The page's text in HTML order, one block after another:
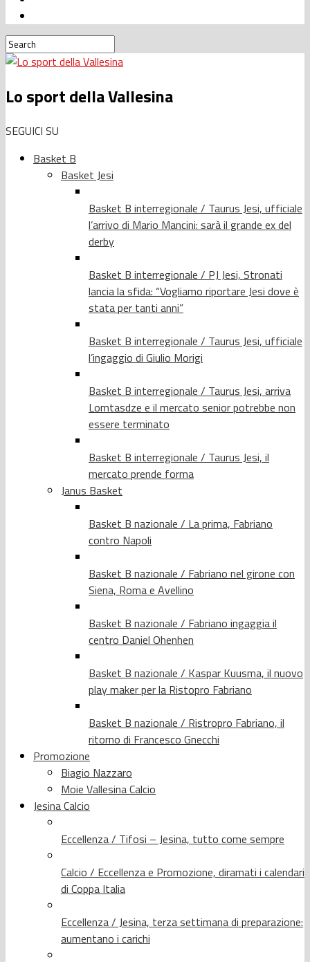
Lo sport della Vallesina
SEGUICI SU
Basket B
Basket Jesi
Basket B interregionale / Taurus Jesi, ufficiale
l’arrivo di Mario Mancini: sarà il grande ex del
derby
Basket B interregionale / PJ Jesi, Stronati
lancia la sfida: “Vogliamo riportare Jesi dove è
stata per tanti anni”
Basket B interregionale / Taurus Jesi, ufficiale
l’ingaggio di Giulio Morigi
Basket B interregionale / Taurus Jesi, arriva
Lomtasdze e il mercato senior potrebbe non
essere terminato
Basket B interregionale / Taurus Jesi, il
mercato prende forma
Janus Basket
Basket B nazionale / La prima, Fabriano
contro Napoli
Basket B nazionale / Fabriano nel girone con
Siena, Roma e Avellino
Basket B nazionale / Fabriano ingaggia il
centro Daniel Ohenhen
Basket B nazionale / Kaspar Kuusma, il nuovo
play maker per la Ristopro Fabriano
Basket B nazionale / Ristropro Fabriano, il
ritorno di Francesco Gnecchi
Promozione
Biagio Nazzaro
Moie Vallesina Calcio
Jesina Calcio
Eccellenza / Tifosi – Jesina, tutto come sempre
Calcio / Eccellenza e Promozione, diramati i calendari
di Coppa Italia
Eccellenza / Jesina, terza settimana di preparazione:
aumentano i carichi